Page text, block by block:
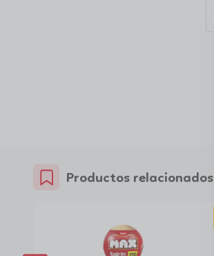
Productos relacionados